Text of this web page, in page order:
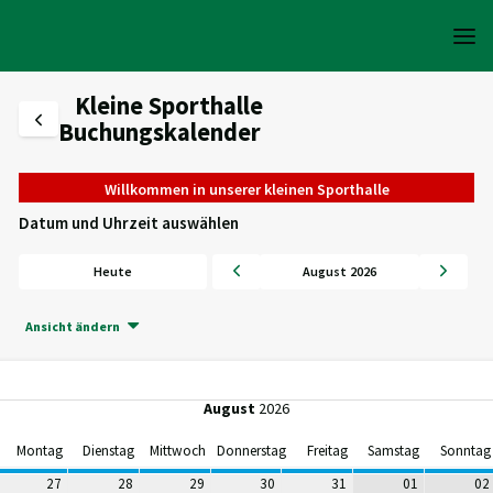
Kleine Sporthalle
Buchungskalender
Willkommen in unserer kleinen Sporthalle
Datum und Uhrzeit auswählen
Heute August 2026
Ansicht ändern
August 2026
Montag Dienstag Mittwoch Donnerstag Freitag Samstag
Sonntag
27
28 29 30 31 01 02